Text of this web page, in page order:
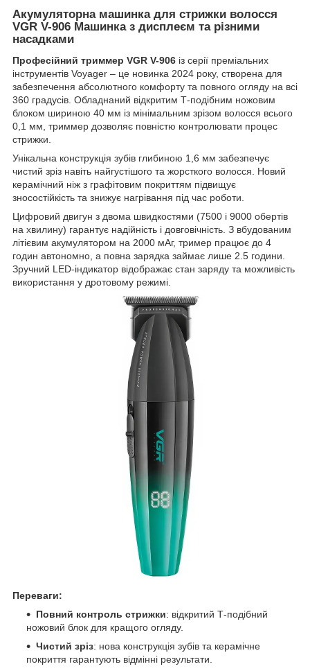
Акумуляторна машинка для стрижки волосся
VGR V-906 Машинка з дисплеєм та різними
насадками
Професійний триммер VGR V-906 із серії преміальних
інструментів Voyager – це новинка 2024 року, створена для
забезпечення абсолютного комфорту та повного огляду на всі
360 градусів. Обладнаний відкритим Т-подібним ножовим
блоком шириною 40 мм із мінімальним зрізом волосся всього
0,1 мм, триммер дозволяє повністю контролювати процес
стрижки.
Унікальна конструкція зубів глибиною 1,6 мм забезпечує
чистий зріз навіть найгустішого та жорсткого волосся. Новий
керамічний ніж з графітовим покриттям підвищує
зносостійкість та знижує нагрівання під час роботи.
Цифровий двигун з двома швидкостями (7500 і 9000 обертів
на хвилину) гарантує надійність і довговічність. З вбудованим
літієвим акумулятором на 2000 мАг, тример працює до 4
годин автономно, а повна зарядка займає лише 2.5 години.
Зручний LED-індикатор відображає стан заряду та можливість
використання у дротовому режимі.
Переваги:
Повний контроль стрижки: відкритий Т-подібний
ножовий блок для кращого огляду.
Чистий зріз: нова конструкція зубів та керамічне
покриття гарантують відмінні результати.